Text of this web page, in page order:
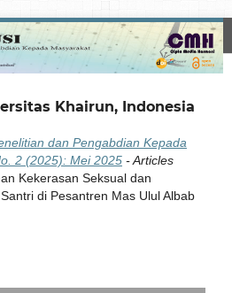
Khairun, Indonesia
dan Pengabdian Kepada
2 (2025): Mei 2025- Articles
Kekerasan Seksual dan
di Pesantren Mas Ulul Albab